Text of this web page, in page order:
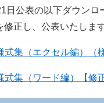
日公表の以下ダウンロ
正し、公表いたします
式集（エクセル編）（
式集（ワード編）【修